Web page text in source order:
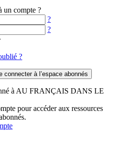
un compte ?
?
?
?
à AU FRANÇAIS DANS LE
pour accéder aux ressources